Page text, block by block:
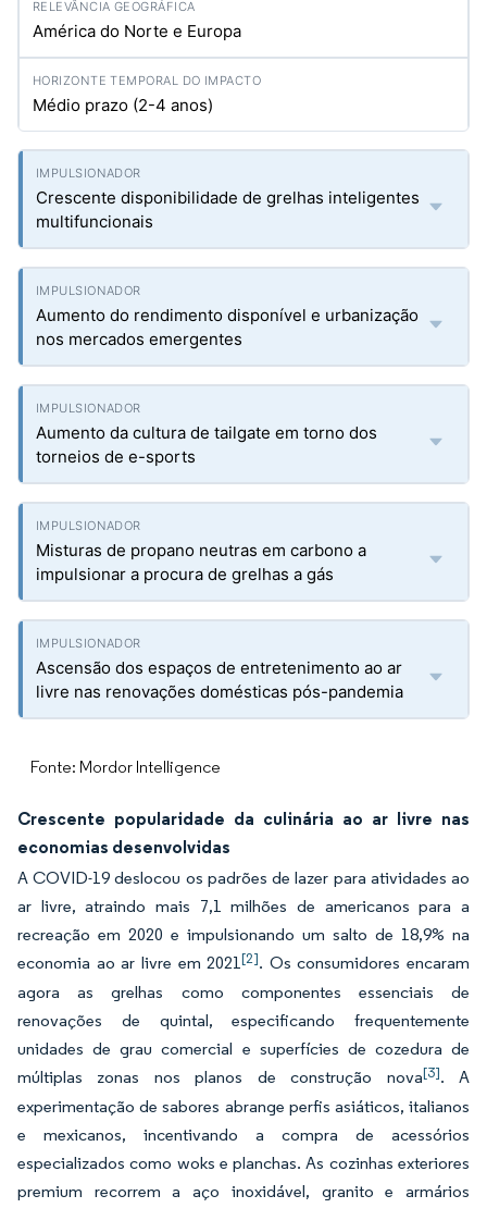
América do Norte e Europa
Médio prazo (2-4 anos)
Crescente disponibilidade de grelhas inteligentes
multifuncionais
Aumento do rendimento disponível e urbanização
nos mercados emergentes
Aumento da cultura de tailgate em torno dos
torneios de e-sports
Misturas de propano neutras em carbono a
impulsionar a procura de grelhas a gás
Ascensão dos espaços de entretenimento ao ar
livre nas renovações domésticas pós-pandemia
Fonte: Mordor Intelligence
Crescente popularidade da culinária ao ar livre nas
economias desenvolvidas
A COVID-19 deslocou os padrões de lazer para atividades ao
ar livre, atraindo mais 7,1 milhões de americanos para a
recreação em 2020 e impulsionando um salto de 18,9% na
economia ao ar livre em 2021[2]. Os consumidores encaram
agora as grelhas como componentes essenciais de
renovações de quintal, especificando frequentemente
unidades de grau comercial e superfícies de cozedura de
múltiplas zonas nos planos de construção nova[3]. A
experimentação de sabores abrange perfis asiáticos, italianos
e mexicanos, incentivando a compra de acessórios
especializados como woks e planchas. As cozinhas exteriores
premium recorrem a aço inoxidável, granito e armários